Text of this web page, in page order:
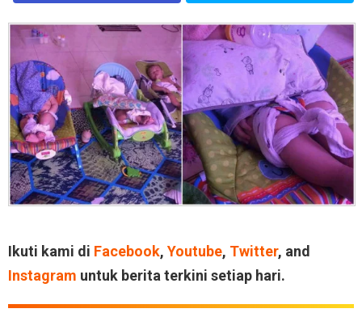
Ikuti kami di Facebook, Youtube, Twitter, and
Instagram untuk berita terkini setiap hari.